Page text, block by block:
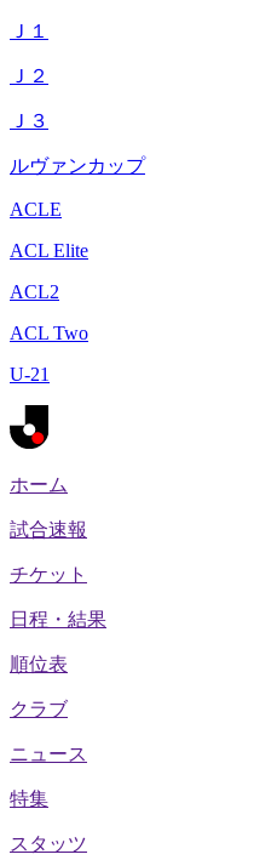
Ｊ１
Ｊ２
Ｊ３
ルヴァンカップ
ACLE
ACL Elite
ACL2
ACL Two
U-21
ホーム
試合速報
チケット
日程・結果
順位表
クラブ
ニュース
特集
スタッツ